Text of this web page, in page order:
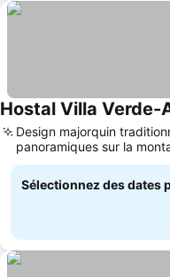
Hostal Villa Verde-
Design majorquin
panoramiques sur la
village
Sélectionnez des dates